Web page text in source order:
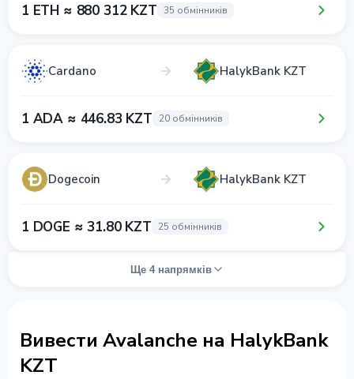
1 ETH ≈ 880 312 KZT 35 обмінників
Cardano HalykBank KZT
1 ADA ≈ 446.83 KZT 20 обмінників
Dogecoin HalykBank KZT
1 DOGE ≈ 31.80 KZT 25 обмінників
Ще 4 напрямків
Вивести Avalanche на HalykBank
KZT